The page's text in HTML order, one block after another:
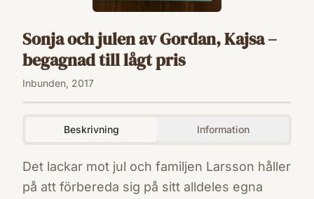
Sonja och julen av Gordan, Kajsa –
begagnad till lågt pris
Inbunden, 2017
Beskrivning Information
Det lackar mot jul och familjen Larsson håller
på att förbereda sig på sitt alldeles egna